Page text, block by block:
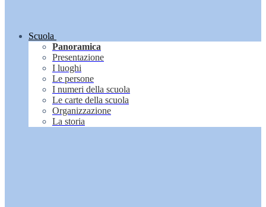
Scuola
Panoramica
Presentazione
I luoghi
Le persone
I numeri della scuola
Le carte della scuola
Organizzazione
La storia